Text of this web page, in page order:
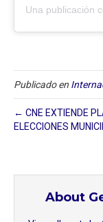
Publicado en
← CNE EXTIENDE
ELECCIONES
About